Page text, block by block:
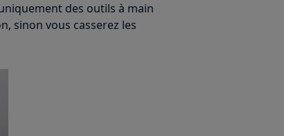
des outils à main
sinon vous casserez les